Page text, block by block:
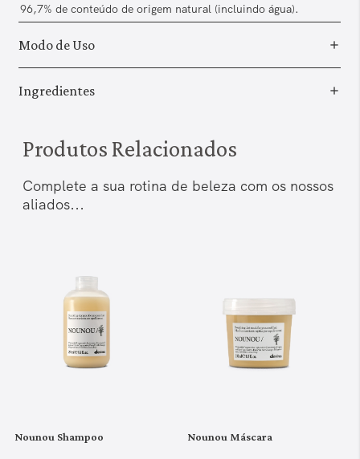
96,7% de conteúdo de origem natural (incluindo água).
Modo de Uso
Ingredientes
Produtos Relacionados
Complete a sua rotina de beleza com os nossos
aliados...
Nounou Shampoo Nounou Máscara